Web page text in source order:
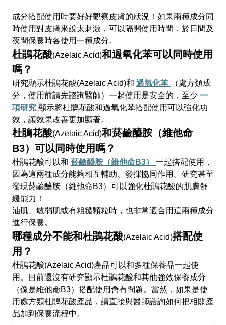
成分搭配使用時要好好觀察皮膚的狀況！如果兩種成分同
時使用對皮膚來說太刺激，可以隔開使用時間，於日間及
夜間保養時各使用一種成分。
杜鵑花酸(Azelaic Acid)和過氧化苯可以同時使用
嗎？
研究顯示杜鵑花酸(Azelaic Acid)和 過氧化苯
（處方類成
分，使用前請先諮詢醫師）一起使用是安全的，至少 一
項研究 顯示將杜鵑花酸和過氧化苯搭配使用可以強化功
效，讓效果改善更加顯著。
杜鵑花酸(Azelaic Acid)和菸鹼醯胺（維他命
B3）可以同時使用嗎？
杜鵑花酸可以和 菸鹼醯胺 （維他命B3）
一起搭配使用，
因為這兩種成分能夠相互輔助、發揮協同作用。研究甚至
發現菸鹼醯胺（維他命B3）可以強化杜鵑花酸的肌膚舒
緩能力！
油肌、敏弱肌或有粗糙顆粒時，也非常適合用這兩種成分
進行保養。
哪種成分不能和杜鵑花酸(Azelaic Acid)搭配使
用？
杜鵑花酸(Azelaic Acid)產品可以和多種保養品一起使
用。目前還沒有研究顯示杜鵑花酸和其他強效保養成分
（像是維他命B3）搭配使用會有問題。當然，如果是使
用處方類杜鵑花酸產品，請直接與醫師諮詢如何把相關產
品加到保養流程中。